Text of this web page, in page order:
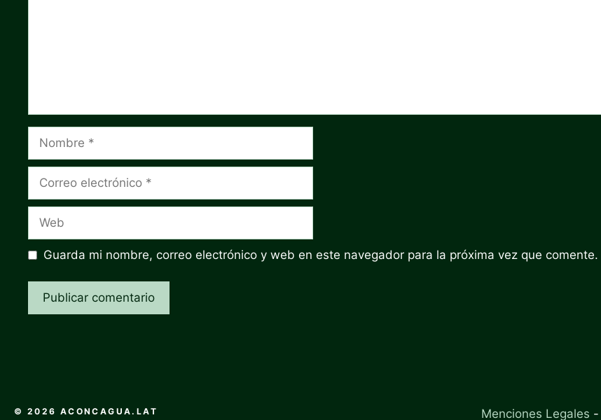
electrónico
Guarda mi nombre, correo electrónico y web en este navegador para la próxima vez que comente.
© 2026 ACONCAGUA.LAT Menciones Legales -